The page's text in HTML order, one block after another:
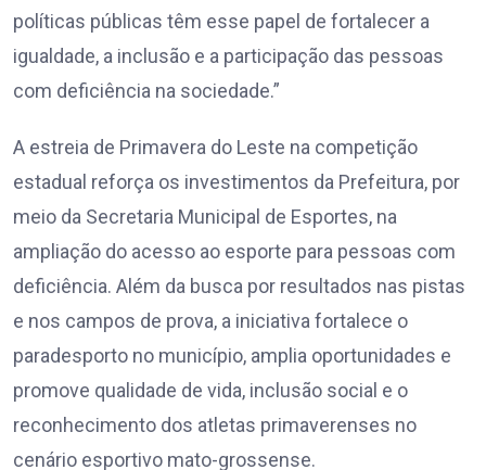
políticas públicas têm esse papel de fortalecer a
igualdade, a inclusão e a participação das pessoas
com deficiência na sociedade.”
A estreia de Primavera do Leste na competição
estadual reforça os investimentos da Prefeitura, por
meio da Secretaria Municipal de Esportes, na
ampliação do acesso ao esporte para pessoas com
deficiência. Além da busca por resultados nas pistas
e nos campos de prova, a iniciativa fortalece o
paradesporto no município, amplia oportunidades e
promove qualidade de vida, inclusão social e o
reconhecimento dos atletas primaverenses no
cenário esportivo mato-grossense.